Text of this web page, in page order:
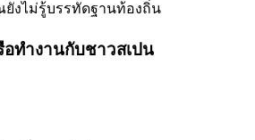
งไม่รู้บรรทัดฐานท้องถิ่น
ทำงานกับชาวสเปน